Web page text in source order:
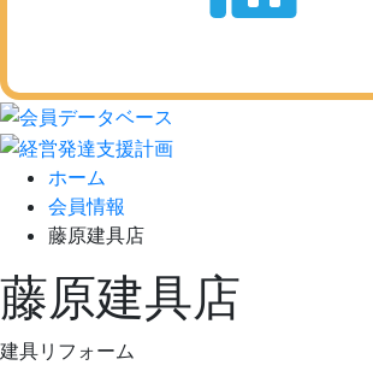
ホーム
会員情報
藤原建具店
藤原建具店
建具リフォーム